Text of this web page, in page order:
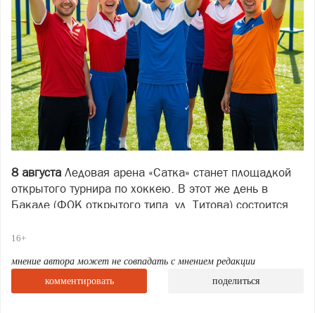
8 августа Ледовая арена «Сатка» станет площадкой
открытого турнира по хоккею. В этот же день в
Бакале (ФОК открытого типа, ул. Титова) состоится
10 августа
станут главными героями Дня открытых дверей в
Спортивной школе им. В.И. Гундарцева.
16+
мнение автора может не совпадать с мнением редакции
комментировать
поделиться